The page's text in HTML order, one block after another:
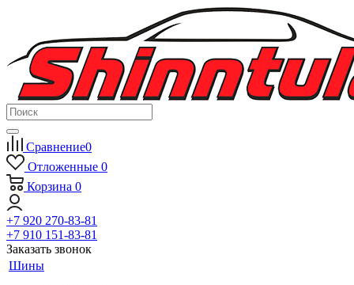
Сравнение0
Отложенные 0
Корзина 0
+7 920 270-83-81
+7 910 151-83-81
Заказать звонок
Шины